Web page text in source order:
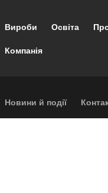
Footer main
Вироби Освіта
Компанія
Footer
Новини й події